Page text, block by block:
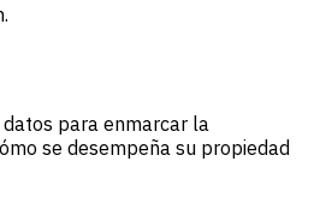
para enmarcar la
se desempeña su propiedad